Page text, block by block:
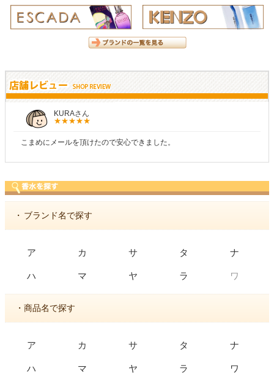
KURAさん
こまめにメールを頂けたので安心できました。
・ ブランド名で探す
ア カ サ タ ナ
ハ マ ヤ ラ ワ
・商品名で探す
ア カ サ タ ナ
ハ マ ヤ ラ ワ